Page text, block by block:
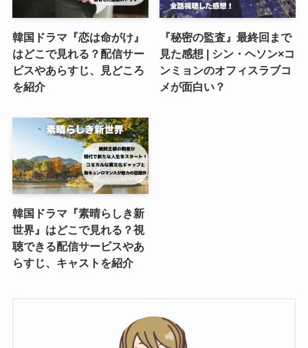
韓国ドラマ『恋は命がけ』
はどこで見れる？配信サー
ビスやあらすじ、見どころ
を紹介
『秘密の監査』最終回まで
見た感想 | シン・ヘソン×コ
ンミョンのオフィスラブコ
メが面白い？
韓国ドラマ『素晴らしき新
世界』はどこで見れる？視
聴できる配信サービスやあ
らすじ、キャストを紹介